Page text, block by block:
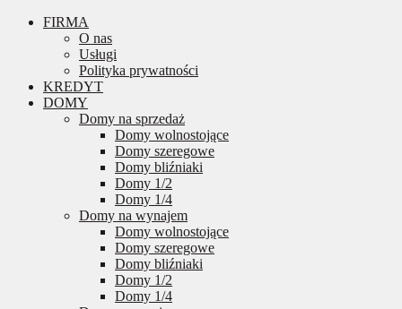
FIRMA
O nas
Usługi
Polityka prywatności
KREDYT
DOMY
Domy na sprzedaż
Domy wolnostojące
Domy szeregowe
Domy bliźniaki
Domy 1/2
Domy 1/4
Domy na wynajem
Domy wolnostojące
Domy szeregowe
Domy bliźniaki
Domy 1/2
Domy 1/4